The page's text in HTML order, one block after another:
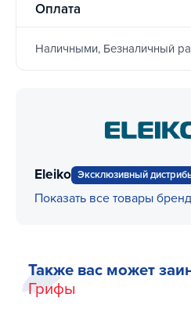
Оплата
Наличными, Безналичный
Eleiko Эксклюзивный
Показать все товары
Также вас может
Грифы